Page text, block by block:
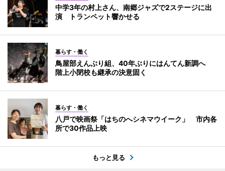
中学3年の村上さん、南郷ジャズで2ステージに出
演 トランペット響かせる
暮らす・働く
鳥屋部えんぶり組、40年ぶりにはんてん新調へ
階上小閉校も継承の決意固く
暮らす・働く
八戸で映画祭「はちのへシネマウイーク」 市内各
所で30作品上映
もっと見る